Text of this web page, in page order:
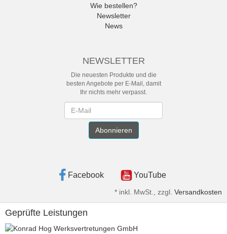
Wie bestellen?
Newsletter
News
NEWSLETTER
Die neuesten Produkte und die
besten Angebote per E-Mail, damit
Ihr nichts mehr verpasst.
Abonnieren
Facebook YouTube
* inkl. MwSt., zzgl. Versandkosten
Geprüfte Leistungen